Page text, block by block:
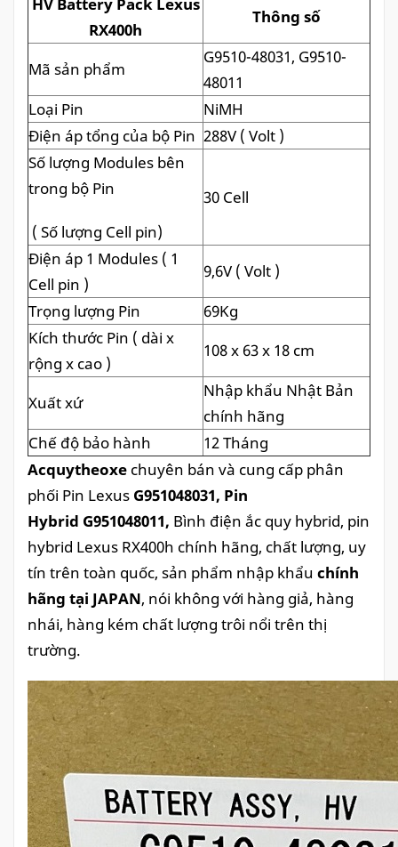
RX400h
Thông số
Mã sản phẩm
G9510-48031, G9510-
48011
Loại Pin
NiMH
Điện áp tổng của bộ Pin 288V ( Volt )
Số lượng Modules bên
trong bộ Pin
( Số lượng Cell pin)
30 Cell
Điện áp 1 Modules ( 1
Cell pin )
9,6V ( Volt )
Trọng lượng Pin
69Kg
Kích thước Pin ( dài x
rộng x cao )
108 x 63 x 18 cm
Xuất xứ
Nhập khẩu Nhật Bản
chính hãng
Chế độ bảo hành
12 Tháng
Acquytheoxe chuyên bán và cung cấp phân
phối Pin Lexus G951048031, Pin
Hybrid G951048011, Bình điện ắc quy hybrid, pin
hybrid Lexus RX400h chính hãng, chất lượng, uy
tín trên toàn quốc, sản phẩm nhập khẩu chính
hãng tại JAPAN, nói không với hàng giả, hàng
nhái, hàng kém chất lượng trôi nổi trên thị
trường.